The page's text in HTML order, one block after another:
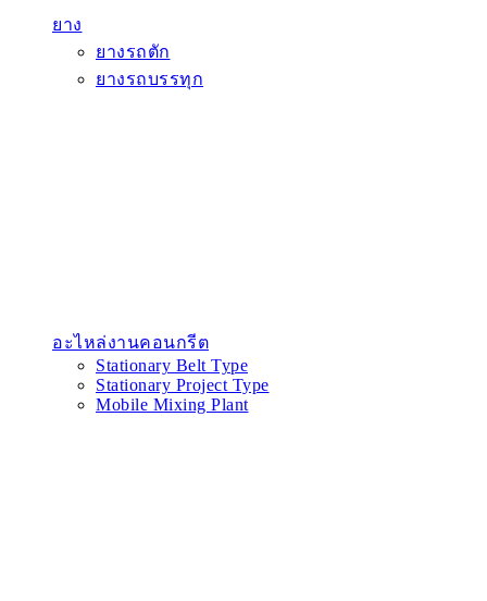
ยาง
ยางรถตัก
ยางรถบรรทุก
อะไหล่งานคอนกรีต
Stationary Belt Type
Stationary Project Type
Mobile Mixing Plant